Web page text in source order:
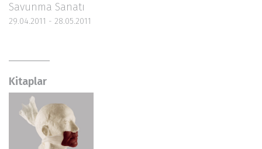
Savunma Sanatı
29.04.2011 - 28.05.2011
Kitaplar